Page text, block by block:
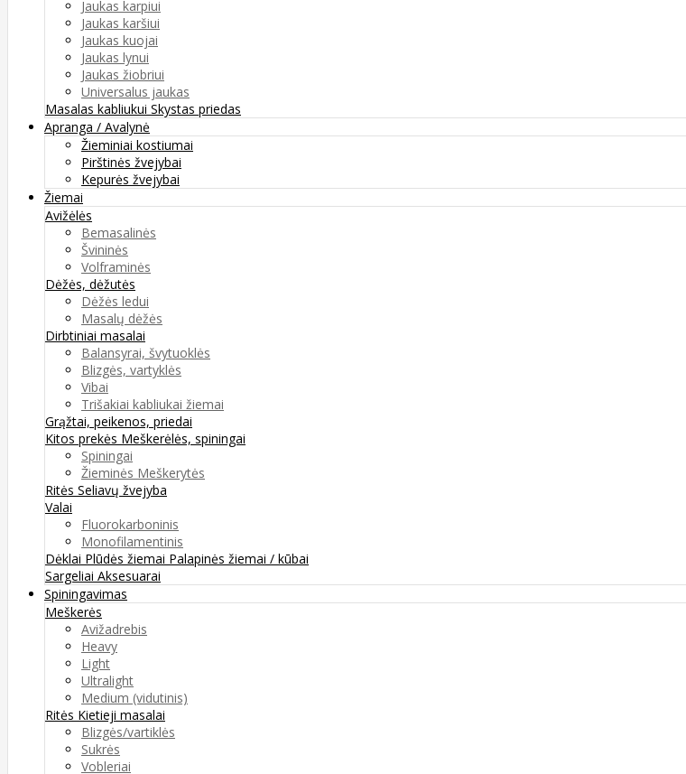
Jaukas karpiui
Jaukas karšiui
Jaukas kuojai
Jaukas lynui
Jaukas žiobriui
Universalus jaukas
Masalas kabliukui Skystas priedas
Apranga / Avalynė
Žieminiai kostiumai
Pirštinės žvejybai
Kepurės žvejybai
Žiemai
Avižėlės
Bemasalinės
Švininės
Volframinės
Dėžės, dėžutės
Dėžės ledui
Masalų dėžės
Dirbtiniai masalai
Balansyrai, švytuoklės
Blizgės, vartyklės
Vibai
Trišakiai kabliukai žiemai
Grąžtai, peikenos, priedai
Kitos prekės Meškerėlės, spiningai
Spiningai
Žieminės Meškerytės
Ritės Seliavų žvejyba
Valai
Fluorokarboninis
Monofilamentinis
Dėklai Plūdės žiemai Palapinės žiemai / kūbai
Sargeliai Aksesuarai
Spiningavimas
Meškerės
Avižadrebis
Heavy
Light
Ultralight
Medium (vidutinis)
Ritės Kietieji masalai
Blizgės/vartiklės
Sukrės
Vobleriai